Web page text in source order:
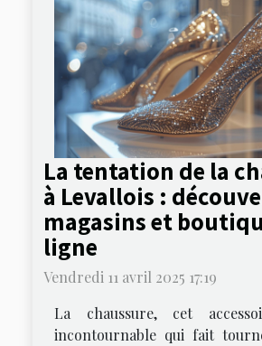
La tentation de la
à Levallois :
magasins et
ligne
Vendredi 11 avril 2025 17:19
La chaussure, cet
incontournable qui fait